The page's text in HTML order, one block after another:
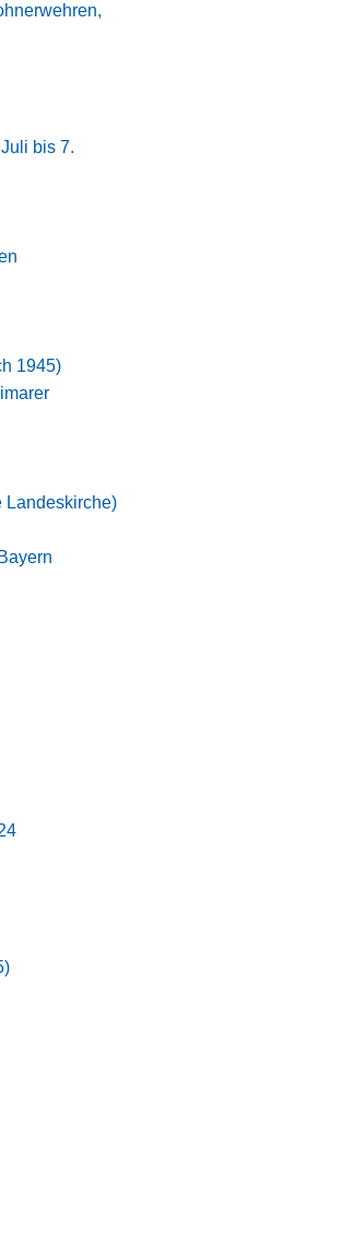
bis 7.
1945)
Landeskirche)